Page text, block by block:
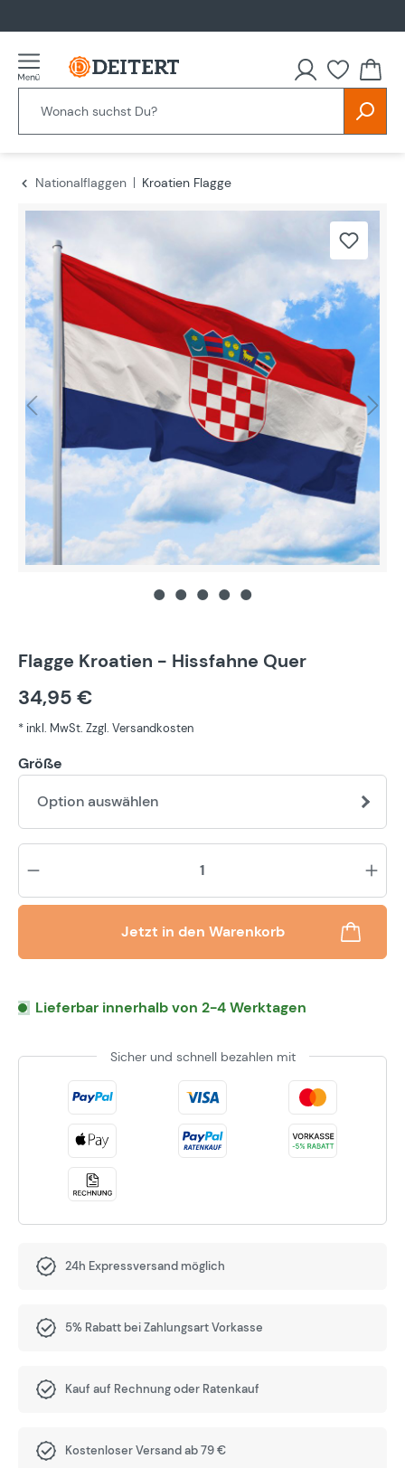
Nationalflaggen
Kroatien Flagge
Bildergalerie überspringen
Flagge Kroatien - Hissfahne Quer
34,95 €
* inkl. MwSt. Zzgl. Versandkosten
Größe
Option auswählen
Jetzt in den Warenkorb
Lieferbar innerhalb von 2-4 Werktagen
Sicher und schnell bezahlen mit
24h Expressversand möglich
5% Rabatt bei Zahlungsart Vorkasse
Kauf auf Rechnung oder Ratenkauf
Kostenloser Versand ab 79 €